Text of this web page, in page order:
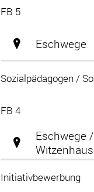
FB 5
Eschwege
Sozialpädagogen /
FB 4
Eschwege /
Initiativbewerbung